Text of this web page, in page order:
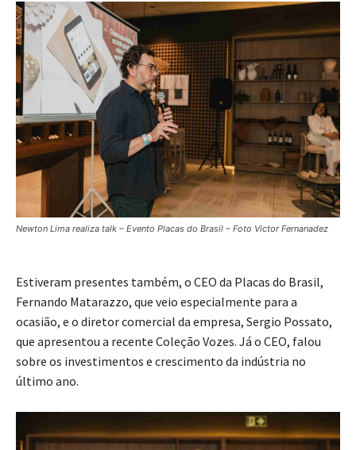
Newton Lima realiza talk – Evento Placas do Brasil – Foto Victor Fernanadez
Estiveram presentes também, o CEO da Placas do Brasil,
Fernando Matarazzo, que veio especialmente para a
ocasião, e o diretor comercial da empresa, Sergio Possato,
que apresentou a recente Coleção Vozes. Já o CEO, falou
sobre os investimentos e crescimento da indústria no
último ano.